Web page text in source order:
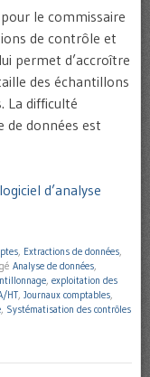
le commissaire
de contrôle et
permet d’accroître
des échantillons
La difficulté
de données est
d’analyse
Extractions de données
Analyse de données
exploitation des
HT Journaux comptables
Systématisation des contrôles